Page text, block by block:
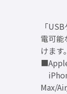
「
電可能
けます。
Max/